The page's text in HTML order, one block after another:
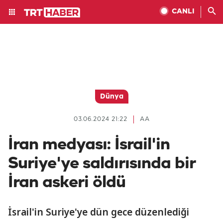
CANLI
Dünya
AA
03.06.2024 21:22
İran medyası: İsrail'in
Suriye'ye saldırısında bir
İran askeri öldü
İsrail'in Suriye'ye dün gece düzenlediği